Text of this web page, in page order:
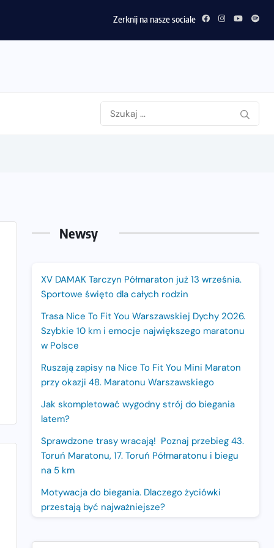
Zerknij na nasze sociale
Newsy
XV DAMAK Tarczyn Półmaraton już 13 września.
Sportowe święto dla całych rodzin
Trasa Nice To Fit You Warszawskiej Dychy 2026.
Szybkie 10 km i emocje największego maratonu
w Polsce
Ruszają zapisy na Nice To Fit You Mini Maraton
przy okazji 48. Maratonu Warszawskiego
Jak skompletować wygodny strój do biegania
latem?
Sprawdzone trasy wracają! Poznaj przebieg 43.
Toruń Maratonu, 17. Toruń Półmaratonu i biegu
na 5 km
Motywacja do biegania. Dlaczego życiówki
przestają być najważniejsze?
edycja z rekordową pulą nagród i większym